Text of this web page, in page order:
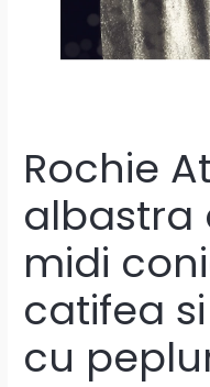
Rochie
albastra
midi
catifea
cu